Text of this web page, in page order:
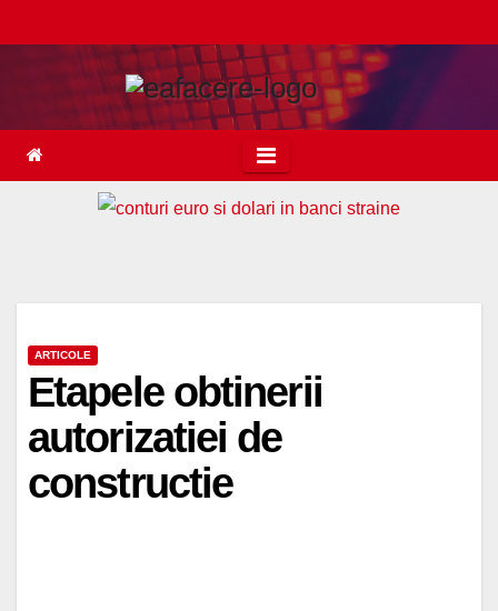
to
ARTICOLE
Etapele obtinerii
autorizatiei de
constructie